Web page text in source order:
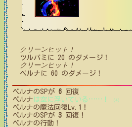
クリーンヒット！
ツルバミ に 20 のダメージ！
クリーンヒット！
ベルナ に 60 のダメージ！
ベルナのSPが 6 回復
ベルナ は空に浮いている …… ！ (4)
ベルナの魔法回復Lv.1！
ベルナのSPが 3 回復！
ベルナの行動！